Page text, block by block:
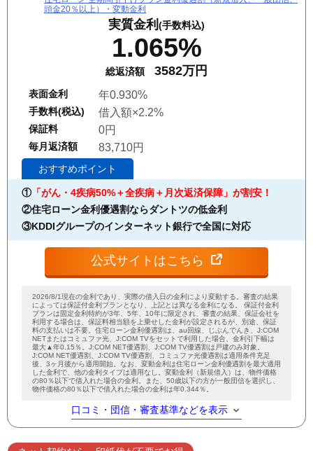
頭金20％以上）・変動金利
実質金利 (手数料込)
1.065%
総返済額 3582万円
表面金利 年0.930%
手数料(税込) 借入額×2.2%
保証料 0円
毎月返済額 83,710円
おすすめポイント
①「がん・4疾病50%＋全疾病＋月次返済保障」が割安！
②住宅ローン金利優遇割ならダントツの低金利
③KDDIグループのインターネット銀行で全国に対応
公式サイトはこちら
2026/8/1現在の金利であり、実際の借入日の金利により変動する。審査の結果
によっては保証付金利プランとなり、上記とは異なる金利になる。 保証付金利
プランは固定金利特約が3年、5年、10年に限定され、審査の結果、保証会社を
利用する場合は、保証料相当額を上乗せした金利が設定されるが、別途、保証
料の支払いは不要。住宅ローン金利優遇割は、au回線、じぶんでんき、J:COM
NETまたはコミュファ光、J:COM TVをセットで利用した場合、金利引下幅は
最大▲年0.15％。J:COM NET優遇割、J:COM TV優遇割は戸建のみ対象。
J:COM NET優遇割、J:COM TV優遇割、コミュファ光優遇割は適用条件充足
後、3ヶ月後から適用開始。なお、変動金利は住宅ローン金利優遇割を最大適用
した金利で、他の金利タイプは適用なし。変動金利（新規借入）は、物件価格
の80％以下で借入れた場合の金利。また、50歳以下の方が一般団信を選択し、
物件価格の80％以下で借入れた場合の金利は年0.344％。
口コミ・団信・審査基準などを表示